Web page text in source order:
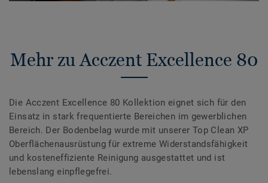
Mehr zu Acczent Excellence 80
Die Acczent Excellence 80 Kollektion eignet sich für den
Einsatz in stark frequentierte Bereichen im gewerblichen
Bereich. Der Bodenbelag wurde mit unserer Top Clean XP
Oberflächenausrüstung für extreme Widerstandsfähigkeit
und kosteneffiziente Reinigung ausgestattet und ist
lebenslang einpflegefrei.